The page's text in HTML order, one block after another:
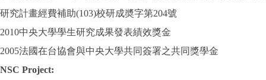
研究計畫經費補助(103)校研成奬字第204號
2010中央大學學生研究成果發表績效獎金
2005法國在台協會與中央大學共同簽署之共同獎學金
NSC Project: